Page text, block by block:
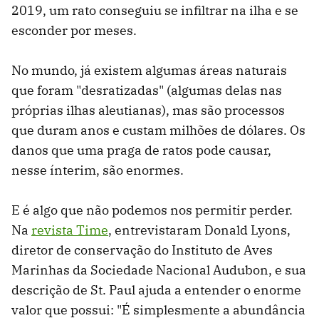
2019, um rato conseguiu se infiltrar na ilha e se
esconder por meses.
No mundo, já existem algumas áreas naturais
que foram "desratizadas" (algumas delas nas
próprias ilhas aleutianas), mas são processos
que duram anos e custam milhões de dólares. Os
danos que uma praga de ratos pode causar,
nesse ínterim, são enormes.
E é algo que não podemos nos permitir perder.
Na revista Time, entrevistaram Donald Lyons,
diretor de conservação do Instituto de Aves
Marinhas da Sociedade Nacional Audubon, e sua
descrição de St. Paul ajuda a entender o enorme
valor que possui: "É simplesmente a abundância